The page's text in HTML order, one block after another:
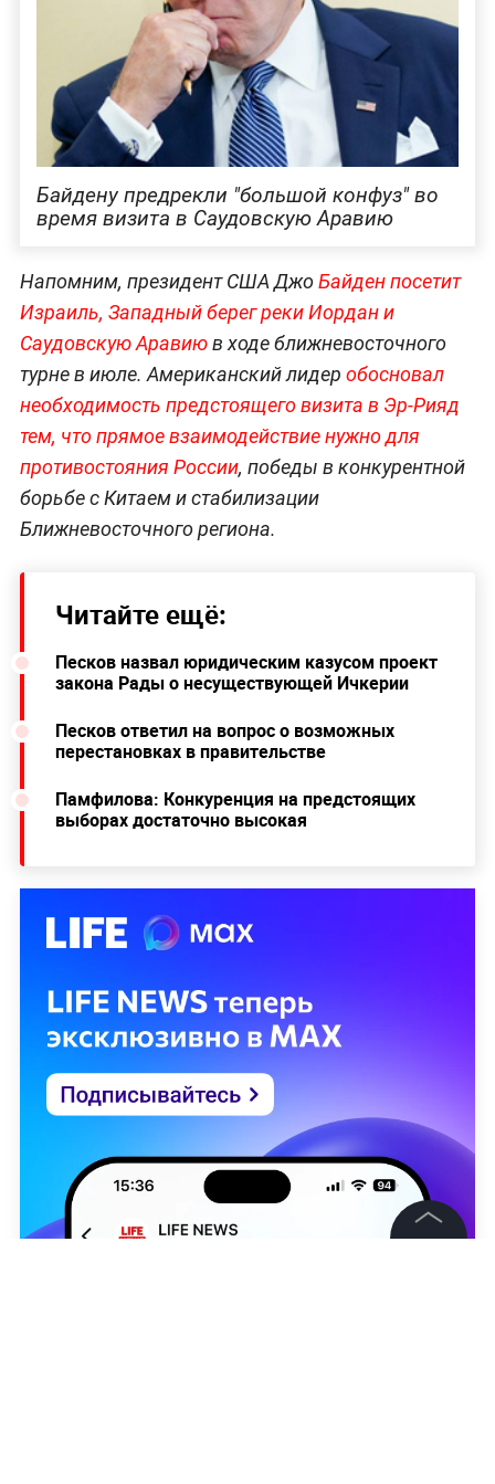
Байдену предрекли "большой конфуз" во
время визита в Саудовскую Аравию
Напомним, президент США ДжоБайден посетит
Израиль, Западный берег реки Иордан и
Саудовскую Аравиюв ходе ближневосточного
турне в июле. Американский лидер обосновал
необходимость предстоящего визита в Эр-Рияд
тем, что прямое взаимодействие нужно для
противостояния России, победы в конкурентной
борьбе с Китаем и стабилизации
Ближневосточного региона.
Читайте ещё:
Песков назвал юридическим казусом проект
закона Рады о несуществующей Ичкерии
Песков ответил на вопрос о возможных
перестановках в правительстве
Памфилова: Конкуренция на предстоящих
выборах достаточно высокая